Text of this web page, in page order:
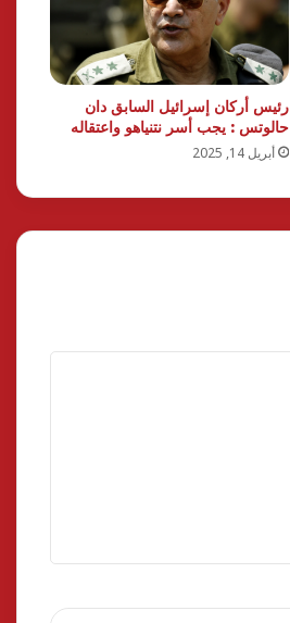
رئيس أركان إسرائيل السابق دان
حالوتس : يجب أسر نتنياهو واعتقاله
أبريل 14, 2025